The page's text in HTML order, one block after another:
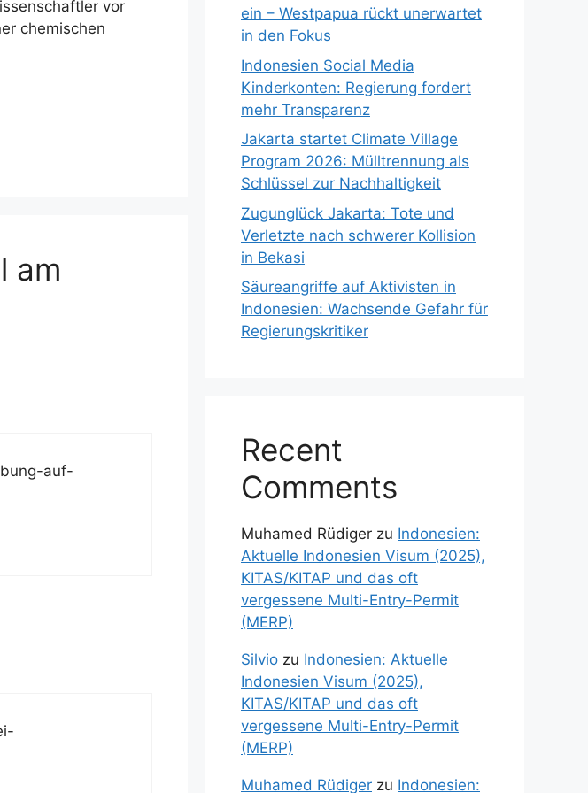
vor
chemischen
am
auf-
ein – Westpapua rückt unerwartet
in den Fokus
Indonesien Social Media
Kinderkonten: Regierung fordert
mehr Transparenz
Jakarta startet Climate Village
Program 2026: Mülltrennung als
Schlüssel zur Nachhaltigkeit
Zugunglück Jakarta: Tote und
Verletzte nach schwerer Kollision
in Bekasi
Säureangriffe auf Aktivisten in
Indonesien: Wachsende Gefahr für
Regierungskritiker
Recent
Comments
Muhamed Rüdiger zu Indonesien:
Aktuelle Indonesien Visum (2025),
KITAS/KITAP und das oft
vergessene Multi-Entry-Permit
(MERP)
Silvio zu Indonesien: Aktuelle
Indonesien Visum (2025),
KITAS/KITAP und das oft
vergessene Multi-Entry-Permit
(MERP)
Muhamed Rüdiger zu Indonesien: